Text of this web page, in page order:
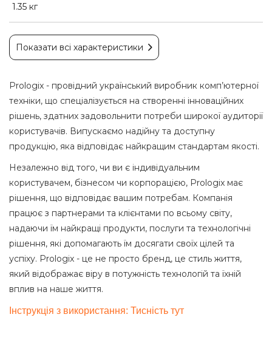
1.35 кг
Показати всі характеристики
Prologix - провідний український виробник комп’ютерної
техніки, що спеціалізується на створенні інноваційних
рішень, здатних задовольнити потреби широкої аудиторії
користувачів. Випускаємо надійну та доступну
продукцію, яка відповідає найкращим стандартам якості.
Незалежно від того, чи ви є індивідуальним
користувачем, бізнесом чи корпорацією, Prologix має
рішення, що відповідає вашим потребам. Компанія
працює з партнерами та клієнтами по всьому світу,
надаючи їм найкращі продукти, послуги та технологічні
рішення, які допомагають їм досягати своїх цілей та
успіху. Prologix - це не просто бренд, це стиль життя,
який відображає віру в потужність технологій та їхній
вплив на наше життя.
Інструкція з використання: Тисність тут